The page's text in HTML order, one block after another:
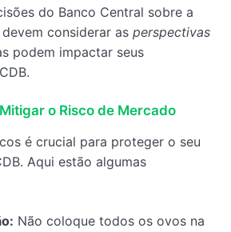
do Banco Central sobre a
considerar as perspectivas
podem impactar seus
o Risco de Mercado
é crucial para proteger o seu
Aqui estão algumas
Não coloque todos os ovos na